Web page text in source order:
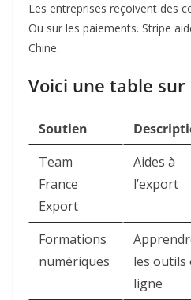
Les entreprises reçoivent des
Ou sur les paiements. Stripe
Chine.
Voici une table sur
Soutien
Team
France
Export
Aides à
l’export
Formations
numériques
les outils
ligne